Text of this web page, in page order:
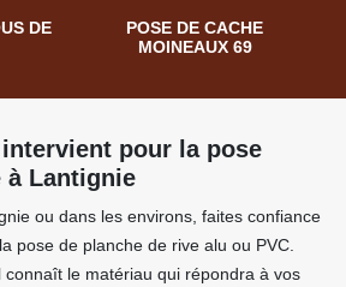
DE
POSE DE CACHE
MOINEAUX 69
pour la pose
à Lantignie
ou dans les environs, faites confiance
pose de planche de rive alu ou PVC.
connaît le matériau qui répondra à vos